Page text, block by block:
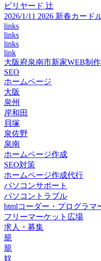
ビリヤード 辻
2026/1/11 2026 新春カード
links
links
links
link
大阪府泉南市新家WEB制作
SEO
ホームページ
大阪
泉州
岸和田
貝塚
泉佐野
泉南
ホームページ作成
SEO対策
ホームページ作成代行
パソコンサポート
パソコントラブル
htmlコーダー・プログラマ
フリーマーケット広場
求人・募集
籠
籠
奴